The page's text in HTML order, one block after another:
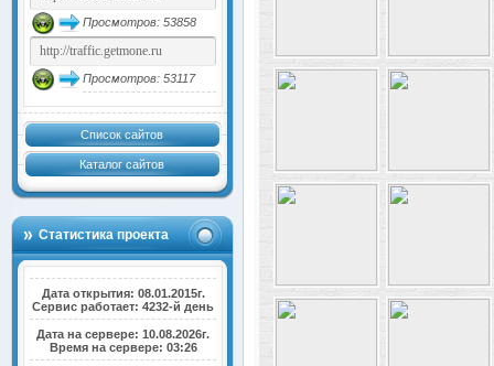
Просмотров: 53858
Просмотров: 53117
Список сайтов
Каталог сайтов
Статистика проекта
Дата открытия: 08.01.2015г.
Сервис работает: 4232-й день
Дата на сервере: 10.08.2026г.
Время на сервере: 03:26